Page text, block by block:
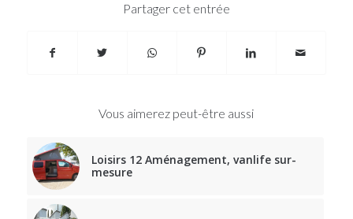
Partager cet entrée
Vous aimerez peut-être aussi
Loisirs 12 Aménagement, vanlife sur-
mesure